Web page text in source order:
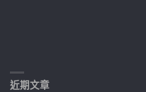
近期文章